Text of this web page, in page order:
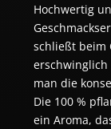
Hochwertig
schließt beim
erschwinglich
man die
Die 100 %
ein Aroma,